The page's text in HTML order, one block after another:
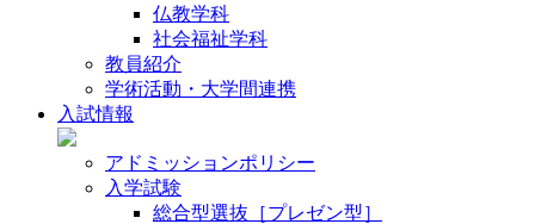
仏教学科
社会福祉学科
教員紹介
学術活動・大学間連携
入試情報
アドミッションポリシー
入学試験
総合型選抜［プレゼン型］